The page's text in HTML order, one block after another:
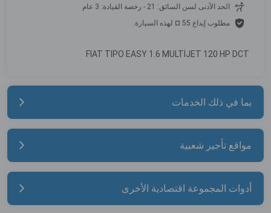
الحد الأدنى لسن السائق: 21 - رخصة القيادة: 3 عام
مطلوب إيداع 55 ¤ لهذه السيارة.
FIAT TIPO EASY 1.6 MULTİJET 120 HP DCT
بما في ذلك الخدمات
مواقع تأجير شعبية
أدوات المجموعة اقتصادية الأخرى